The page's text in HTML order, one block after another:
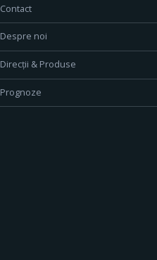
Contact
Despre noi
Direcţii & Produse
Prognoze